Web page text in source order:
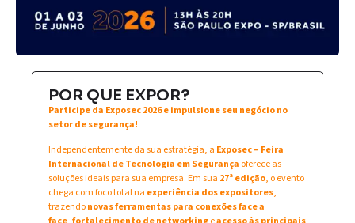
POR QUE EXPOR?
Participe da Exposec 2026 e impulsione seu negócio no
setor de segurança!
Independentemente da sua estratégia, a Exposec – Feira
Internacional de Tecnologia em Segurança oferece as
soluções ideais para sua empresa. Em sua 27ª edição, o evento
chega com foco total na experiência dos expositores,
trazendonovas ferramentas para conexões face a